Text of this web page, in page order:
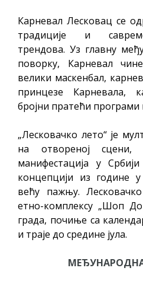
Карневал Лесковац се
традиције и
трендова. Уз главну
поворку, Карневал
велики маскенбал,
принцезе Карневала,
бројни пратећи програми
„Лесковачко лето“ је
на отвореној сцени,
манифестација у
концепцији из године у
већу пажњу.
етно-комплексу „Шоп
града, почиње са
и траје до средине јула.